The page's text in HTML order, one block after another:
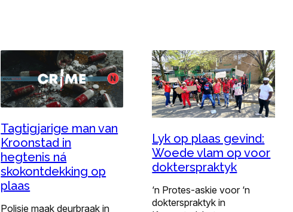
Tagtigjarige man van
Kroonstad in
hegtenis ná
skokontdekking op
plaas
Polisie maak deurbraak in
Lyk op plaas gevind:
Woede vlam op voor
dokterspraktyk
‘n Protes-askie voor ‘n
dokterspraktyk in